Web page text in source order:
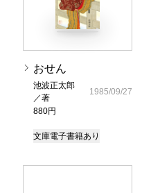
おせん
池波正太郎
／著
880円
1985/09/27
文庫電子書籍あり